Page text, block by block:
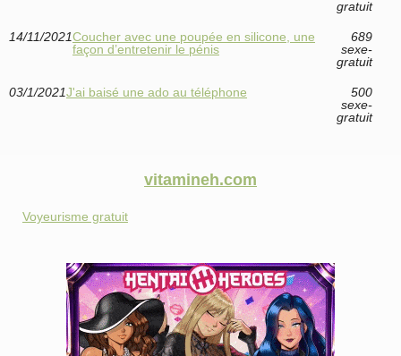
gratuit
14/11/2021Coucher avec une poupée en silicone, une
façon d’entretenir le pénis
689
sexe-
gratuit
03/1/2021J'ai baisé une ado au téléphone
500
sexe-
gratuit
vitamineh.com
Voyeurisme gratuit